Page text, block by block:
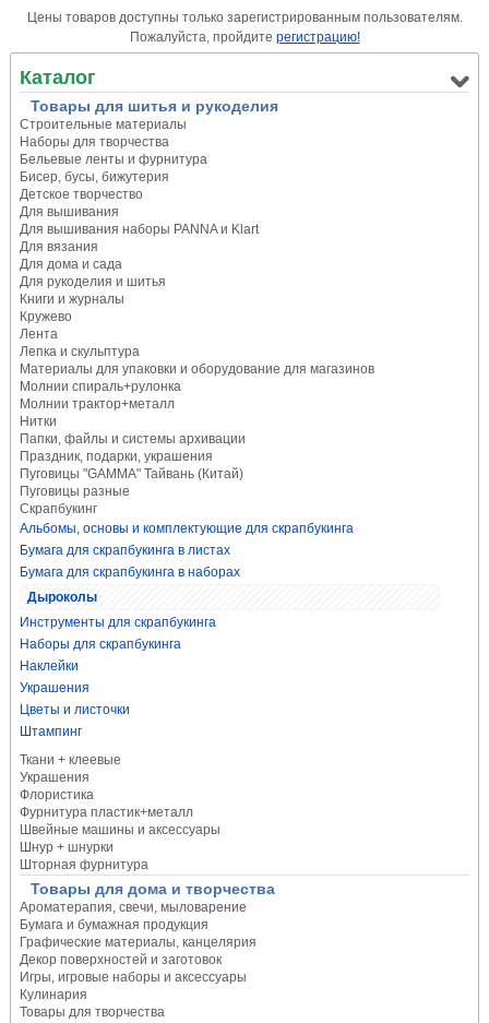
Цены товаров доступны только зарегистрированным пользователям.
Пожалуйста, пройдите регистрацию!
Каталог
Товары для шитья и рукоделия
Строительные материалы
Наборы для творчества
Бельевые ленты и фурнитура
Бисер, бусы, бижутерия
Детское творчество
Для вышивания
Для вышивания наборы PANNA и Klart
Для вязания
Для дома и сада
Для рукоделия и шитья
Книги и журналы
Кружево
Лента
Лепка и скульптура
Материалы для упаковки и оборудование для магазинов
Молнии спираль+рулонка
Молнии трактор+металл
Нитки
Папки, файлы и системы архивации
Праздник, подарки, украшения
Пуговицы "GAMMA" Тайвань (Китай)
Пуговицы разные
Скрапбукинг
Альбомы, основы и комплектующие для скрапбукинга
Бумага для скрапбукинга в листах
Бумага для скрапбукинга в наборах
Дыроколы
Инструменты для скрапбукинга
Наборы для скрапбукинга
Наклейки
Украшения
Цветы и листочки
Штампинг
Ткани + клеевые
Украшения
Флористика
Фурнитура пластик+металл
Швейные машины и аксессуары
Шнур + шнурки
Шторная фурнитура
Товары для дома и творчества
Ароматерапия, свечи, мыловарение
Бумага и бумажная продукция
Графические материалы, канцелярия
Декор поверхностей и заготовок
Игры, игровые наборы и аксессуары
Кулинария
Товары для творчества